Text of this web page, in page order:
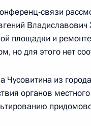
приёмная
автономном
09:00
автономном
связи
площадки и
но для этого нет
Чусовитина из
органов